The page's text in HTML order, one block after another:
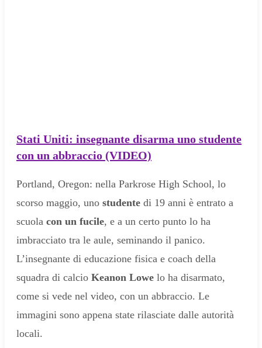
Stati Uniti: insegnante disarma uno studente
con un abbraccio (VIDEO)
Portland, Oregon: nella Parkrose High School, lo
scorso maggio, uno studente di 19 anni è entrato a
scuola con un fucile, e a un certo punto lo ha
imbracciato tra le aule, seminando il panico.
L’insegnante di educazione fisica e coach della
squadra di calcio Keanon Lowe lo ha disarmato,
come si vede nel video, con un abbraccio. Le
immagini sono appena state rilasciate dalle autorità
locali.